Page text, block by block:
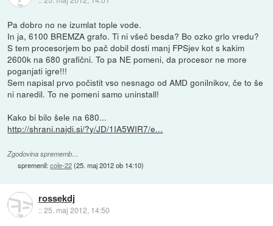
Pa dobro no ne izumlat tople vode.
In ja, 6100 BREMZA grafo. Ti ni všeč besda? Bo ozko grlo vredu?
S tem procesorjem bo pač dobil dosti manj FPSjev kot s kakim
2600k na 680 grafični. To pa NE pomeni, da procesor ne more
poganjati igre!!!
Sem napisal prvo počistit vso nesnago od AMD gonilnikov, če to še
ni naredil. To ne pomeni samo uninstall!
Kako bi bilo šele na 680...
http://shrani.najdi.si/?y/JD/1IA5WIR7/e...
Zgodovina sprememb…
spremenil:cole-22(25. maj 2012 ob 14:10)
rossekdj
::25. maj 2012, 14:50